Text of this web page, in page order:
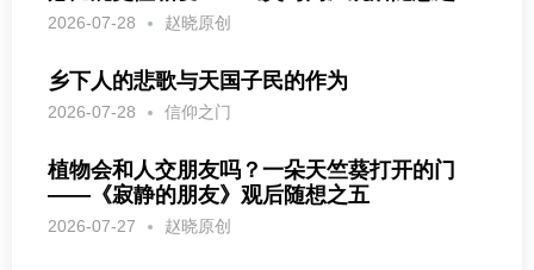
2026-07-28 赵晓原创
乡下人的悲歌与天国子民的作为
2026-07-28 信仰之门
植物会和人交朋友吗？一朵天竺葵打开的门
——《寂静的朋友》观后随想之五
2026-07-27 赵晓原创